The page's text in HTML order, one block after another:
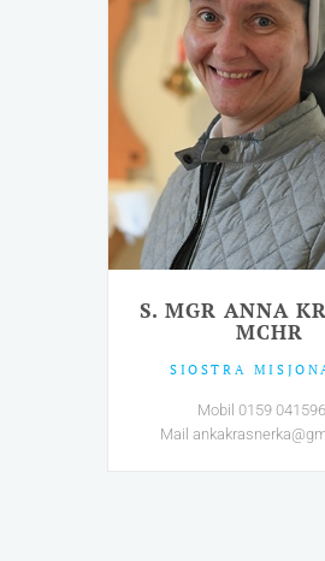
S. MGR ANNA
MCHR
SIOSTRA
Mobil 0159
Mail